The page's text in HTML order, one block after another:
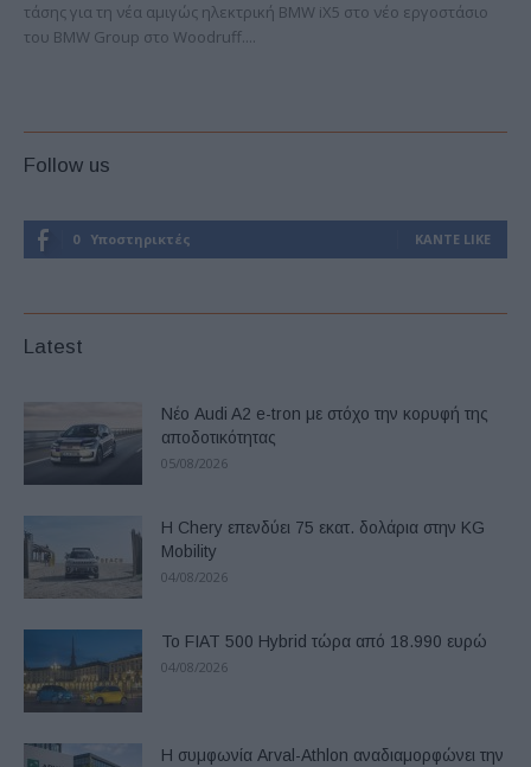
τάσης για τη νέα αμιγώς ηλεκτρική BMW iX5 στο νέο εργοστάσιο
του BMW Group στο Woodruff....
Follow us
0 Υποστηρικτές ΚΆΝΤΕ LIKE
Latest
Νέο Audi A2 e-tron με στόχο την κορυφή της
αποδοτικότητας
05/08/2026
Η Chery επενδύει 75 εκατ. δολάρια στην KG
Mobility
04/08/2026
Το FIAT 500 Hybrid τώρα από 18.990 ευρώ
04/08/2026
Η συμφωνία Arval-Athlon αναδιαμορφώνει την